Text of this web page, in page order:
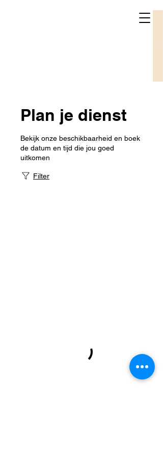
Plan je dienst
Bekijk onze beschikbaarheid en boek
de datum en tijd die jou goed
uitkomen
Filter